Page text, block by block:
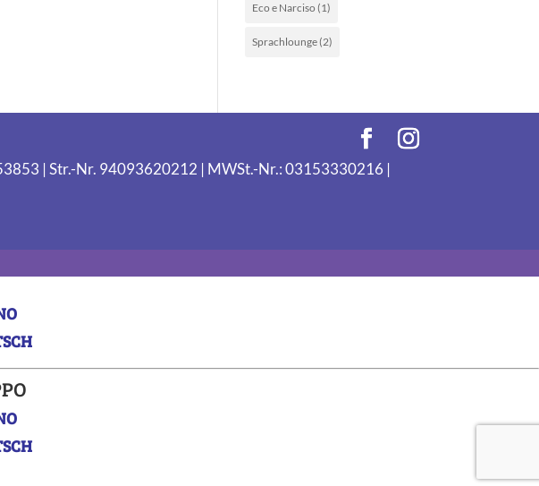
Eco e Narciso (1)
Sprachlounge(2)
| Str.-Nr. 94093620212 | MWSt.-Nr.: 03153330216 |